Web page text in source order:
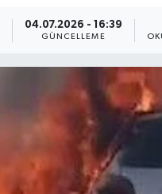
04.07.2026 - 16:39
GÜNCELLEME